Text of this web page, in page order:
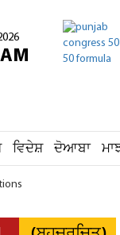
ਵਿਦੇਸ਼ ਦੋਆਬਾ